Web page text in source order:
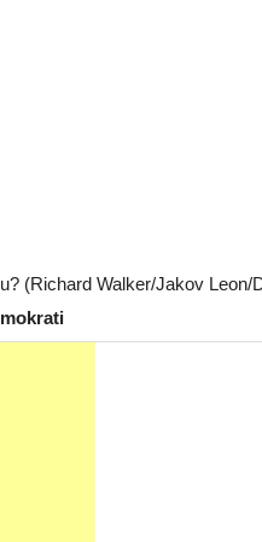
(Richard Walker/Jakov Leon/